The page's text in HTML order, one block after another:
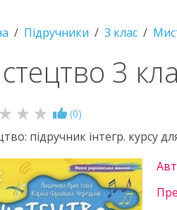
Підручники 3 клас
3
(0)
підручник інтегр. курсу